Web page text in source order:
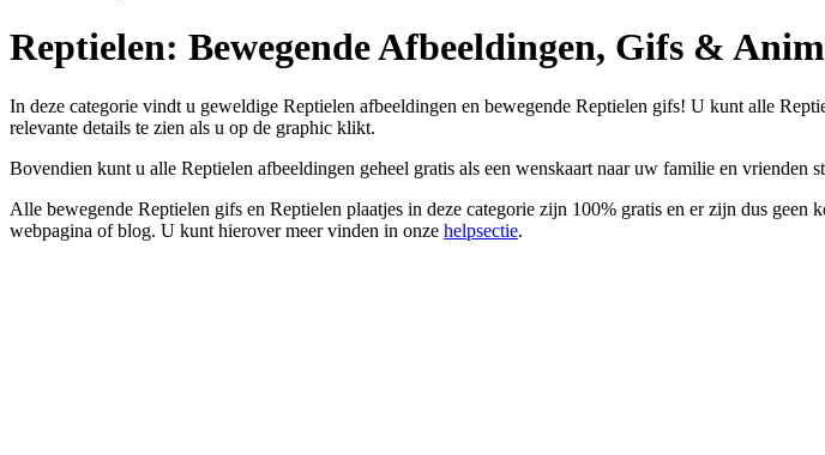
Reptielen: Bewegende Afbeeldingen, Gifs &
In deze categorie vindt u geweldige Reptielen afbeeldingen en bewegende Reptielen gifs! U kunt alle
relevante details te zien als u op de graphic klikt.
Bovendien kunt u alle Reptielen afbeeldingen geheel gratis als een wenskaart naar uw familie en vrienden
Alle bewegende Reptielen gifs en Reptielen plaatjes in deze categorie zijn 100% gratis en er zijn dus
webpagina of blog. U kunt hierover meer vinden in onze helpsectie.